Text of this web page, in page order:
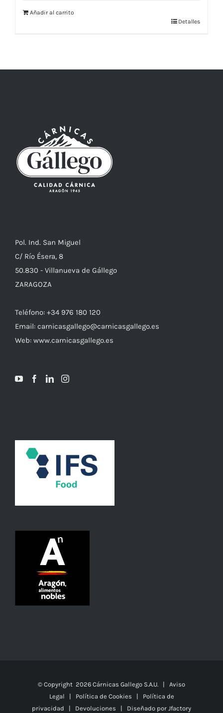
Añadir al carrito
Detalles
Pol. Ind. San Miguel
C/ Río Ésera, 8
50.830 - Villanueva de Gállego
ZARAGOZA
Teléfono: +34 976 180 120
Email: carnicasgallego@carnicasgallego.es
Web: www.carnicasgallego.es
© Copyright 2026 Cárnicas Gallego S.A.U. | Aviso
Legal | Política de Cookies | Política de
privacidad | Devoluciones | Diseñado por Jfactory